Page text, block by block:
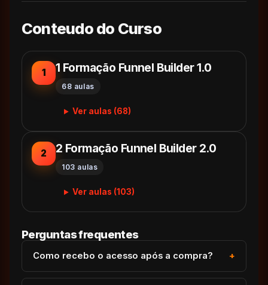
Conteudo do Curso
1 1 Formação Funnel Builder 1.0
68 aulas
Ver aulas (68)
2 2 Formação Funnel Builder 2.0
103 aulas
Ver aulas (103)
Perguntas frequentes
Como recebo o acesso após a compra?